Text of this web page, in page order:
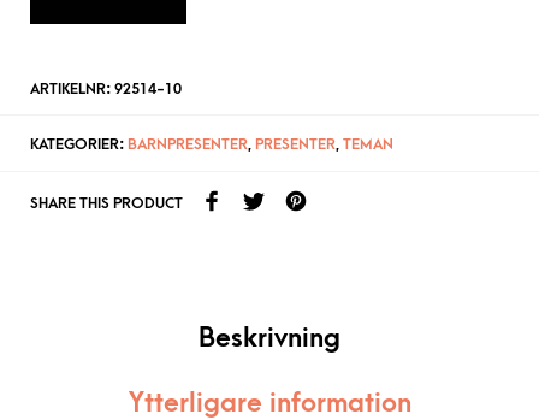
ARTIKELNR: 92514-10
KATEGORIER: BARNPRESENTER, PRESENTER, TEMAN
SHARE THIS PRODUCT
Beskrivning
Ytterligare information